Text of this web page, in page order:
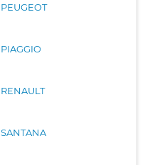
PEUGEOT
PIAGGIO
RENAULT
SANTANA